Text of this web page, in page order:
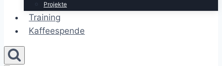
Projekte
Training
Kaffeespende